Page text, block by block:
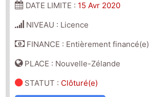
DATE LIMITE : 15 Avr 2020
NIVEAU : Licence
FINANCE : Entièrement financé(e)
PLACE : Nouvelle-Zélande
STATUT : Clôturé(e)